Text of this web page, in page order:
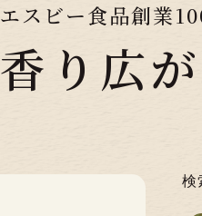
エスビー食品創業
香り広
検